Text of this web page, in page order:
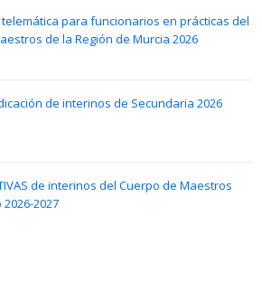
para funcionarios en prácticas del
de la Región de Murcia 2026
de interinos de Secundaria 2026
de interinos del Cuerpo de Maestros
2027